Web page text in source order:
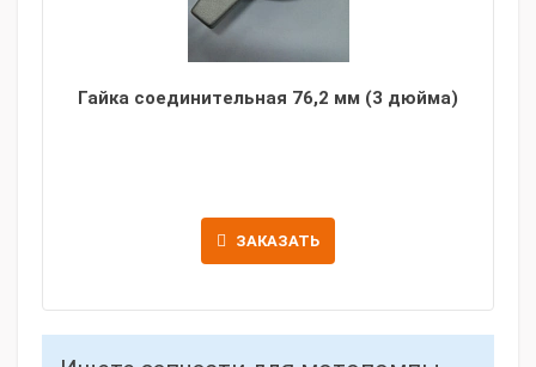
Гайка соединительная 76,2 мм (3 дюйма)
ЗАКАЗАТЬ